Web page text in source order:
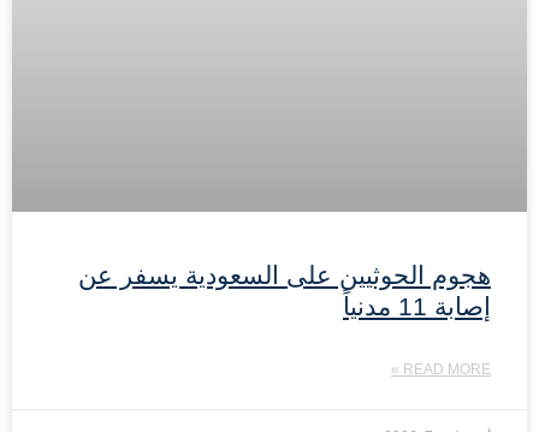
هجوم الحوثيين على السعودية يسفر عن
إصابة 11 مدنياً
READ MORE »